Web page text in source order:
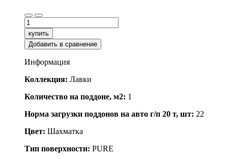
купить
Добавить в сравнение
Информация
Коллекция: Лавки
Количество на поддоне, м2: 1
Норма загрузки поддонов на авто г/п 20 т, шт: 22
Цвет: Шахматка
Тип поверхности: PURE